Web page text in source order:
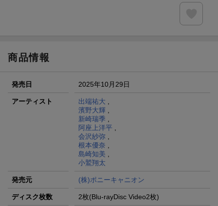
商品情報
発売日 2025年10月29日
アーティスト 出端祐大 ,
濱野大輝 ,
新崎瑞季 ,
阿座上洋平,
会沢紗弥,
根本優奈 ,
島崎知美 ,
小鷲翔太
発売元 (株)ポニーキャニオン
ディスク枚数 2枚(Blu-rayDisc Video2枚)